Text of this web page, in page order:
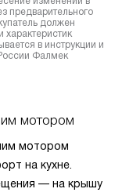
предварительного
должен
характеристик
в инструкции и
Фалмек
мотором
мотором
на кухне.
— на крышу